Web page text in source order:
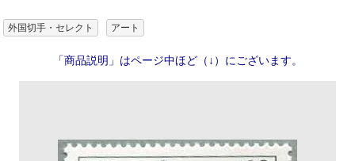
外国切手・セレクト アート
「商品説明」はページ中ほど（↓）にございます。